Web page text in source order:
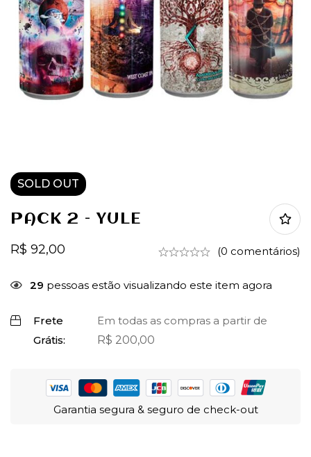
SOLD OUT
PACK 2 – YULE
R$ 92,00 (0 comentários)
29 pessoas estão visualizando este item agora
Frete
Grátis:
Em todas as compras a partir de
R$ 200,00
Garantia segura & seguro de check-out